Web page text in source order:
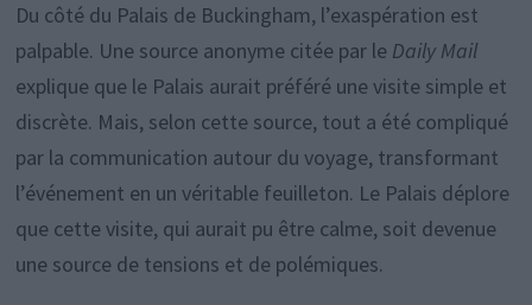
Du côté du Palais de Buckingham, l’exaspération est
palpable. Une source anonyme citée par le Daily Mail
explique que le Palais aurait préféré une visite simple et
discrète. Mais, selon cette source, tout a été compliqué
par la communication autour du voyage, transformant
l’événement en un véritable feuilleton. Le Palais déplore
que cette visite, qui aurait pu être calme, soit devenue
une source de tensions et de polémiques.